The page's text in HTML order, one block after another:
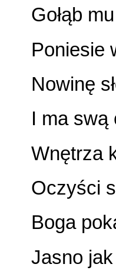
Gołąb
Poniesie
Nowinę
I ma swą
Wnętrza
Oczyści
Boga
Jasno